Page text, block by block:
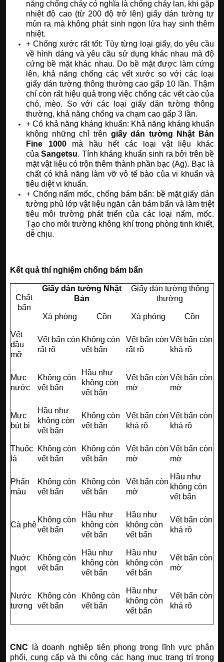
năng chống cháy có nghĩa là chống cháy lan, khi gặp
nhiệt độ cao (từ 200 độ trở lên) giấy dán tường tự
mủn ra mà không phát sinh ngọn lửa hay sinh thêm
nhiệt.
+ Chống xước rất tốt: Tùy từng loại giấy, do yêu cầu
về hình dáng và yêu cầu sử dụng khác nhau mà độ
cứng bề mặt khác nhau. Do bề mặt được làm cứng
lên, khả năng chống các vết xước so với các loại
giấy dán tường thông thường cao gấp 10 lần. Thậm
chí còn rất hiệu quả trong việc chống các vết cào của
chó, mèo. So với các loại giấy dán tường thông
thường, khả năng chống va chạm cao gấp 3 lần.
+ Có khả năng kháng khuẩn: Khả năng kháng khuẩn
không những chỉ trên giấy dán tường Nhật Bản
Fine 1000mà hầu hết các loại vật liệu khác
củaSangetsu. Tính kháng khuẩn sinh ra bởi trên bề
mặt vật liệu có trộn thêm thành phần bạc (Ag). Bạc là
chất có khả năng làm vỡ vỏ tế bào của vi khuẩn và
tiêu diệt vi khuẩn.
+ Chống nấm mốc, chống bám bẩn: bề mặt giấy dán
tường phủ lớp vật liệu ngăn cản bám bẩn và làm triệt
tiêu môi trường phát triển của các loại nấm, mốc.
Tạo cho môi trường không khí trong phòng tinh khiết,
dễ chịu.
Kết quả thí nghiệm chống bám bẩn
Chất
bẩn
Giấy dán tường Nhật
Bản
Giấy dán tường thông
thường
Xà phòng Cồn Xà phòng Cồn
Vết
dầu
mỡ
Vết bẩn còn
rất rõ
Không còn
vết bẩn
Vết bẩn còn
rất rõ
Vết bẩn còn
khá rõ
Mực
nước
Không còn
vết bẩn
Hầu như
không còn
vết bẩn
Vết bẩn còn
mờ
Vết bẩn còn
mờ
Mực
bút bi
Hầu như
không còn
vết bẩn
Không còn
vết bẩn
Vết bẩn còn
khá rõ
Vết bẩn còn
khá rõ
Thuốc
lá
Không còn
vết bẩn
Không còn
vết bẩn
Vết bẩn còn
mờ
Vết bẩn còn
mờ
Phấn
màu
Không còn
vết bẩn
Không còn
vết bẩn
Vết bẩn còn
mờ
Hầu như
không còn
vết bẩn
Cà phê
Không còn
vết bẩn
Hầu như
không còn
vết bẩn
Hầu như
không còn
vết bẩn
Vết bẩn còn
khá rõ
Nuớc
ngọt
Không còn
vết bẩn
Hầu như
không còn
vết bẩn
Hầu như
không còn
vết bẩn
Vết bẩn còn
mờ
Nước
tương
Không còn
vết bẩn
Không còn
vết bẩn
Hầu như
không còn
vết bẩn
Vết bẩn còn
khá rõ
CNC là doanh nghiệp tiên phong trong lĩnh vực phân
phối, cung cấp và thi công các hạng mục trang trí trong